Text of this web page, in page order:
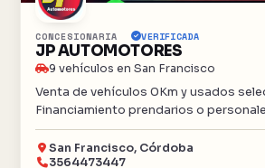
CONCESIONARIA VERIFICADA
JP AUTOMOTORES
9 vehículos en San Francisco
Venta de vehículos 0Km y usados
Financiamiento prendarios o
San Francisco, Córdoba
3564473447